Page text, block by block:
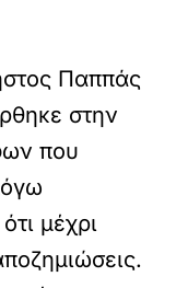
Παππάς
στην
που
μέχρι